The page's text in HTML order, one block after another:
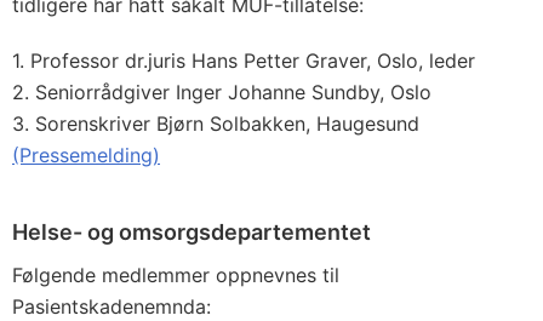
tidligere har hatt såkalt MUF-tillatelse:
1. Professor dr.juris Hans Petter Graver, Oslo, leder
2. Seniorrådgiver Inger Johanne Sundby, Oslo
3. Sorenskriver Bjørn Solbakken, Haugesund
(Pressemelding)
Helse- og omsorgsdepartementet
Følgende medlemmer oppnevnes til
Pasientskadenemnda: